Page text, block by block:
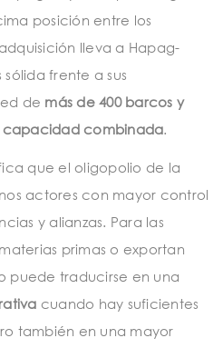
posición entre los
lleva a Hapag-
frente a sus
de más de 400 barcos y
capacidad combinada.
que el oligopolio de la
actores con mayor control
y alianzas. Para las
primas o exportan
puede traducirse en una
cuando hay suficientes
también en una mayor